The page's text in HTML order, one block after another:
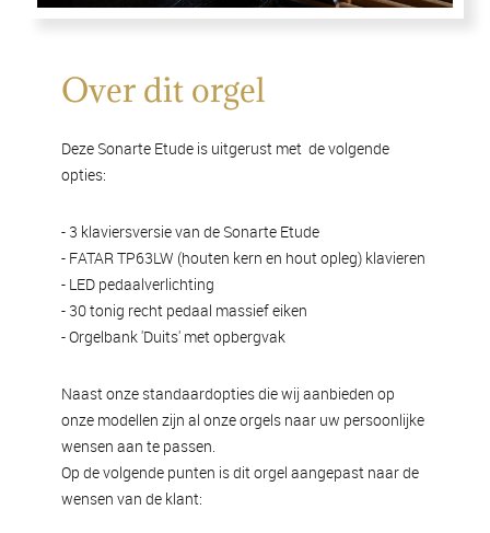
Over dit orgel
Deze Sonarte Etude is uitgerust met de volgende
opties:
- 3 klaviersversie van de Sonarte Etude
- FATAR TP63LW (houten kern en hout opleg) klavieren
- LED pedaalverlichting
- 30 tonig recht pedaal massief eiken
- Orgelbank 'Duits' met opbergvak
Naast onze standaardopties die wij aanbieden op
onze modellen zijn al onze orgels naar uw persoonlijke
wensen aan te passen.
Op de volgende punten is dit orgel aangepast naar de
wensen van de klant: